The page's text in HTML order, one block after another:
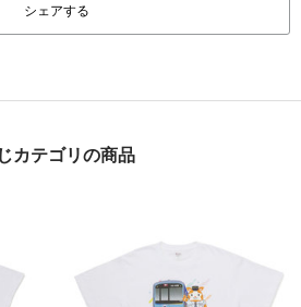
シェアする
カテゴリの商品